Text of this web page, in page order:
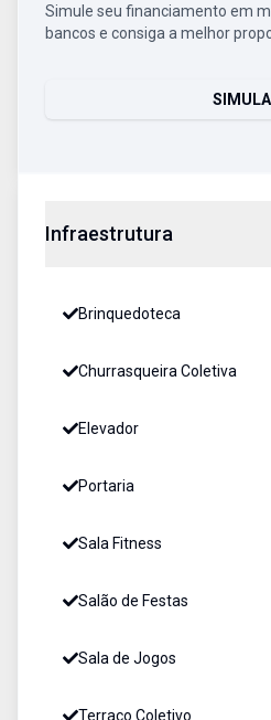
Simule seu financiamento em
bancos e consiga a melhor
Infraestrutura
Brinquedoteca
Churrasqueira Coletiva
Elevador
Portaria
Sala Fitness
Salão de Festas
Sala de Jogos
Terraço Coletivo